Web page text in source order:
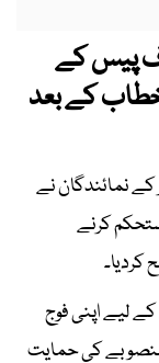
آف پیس کے
کے بعد
کے نمائندگان نے
کرنے
کردیا۔
لیے اپنی فوج
منصوبے کی حمایت